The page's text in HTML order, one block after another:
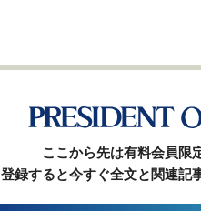
ここから先は有料会員限
登録すると今すぐ全文と関連記